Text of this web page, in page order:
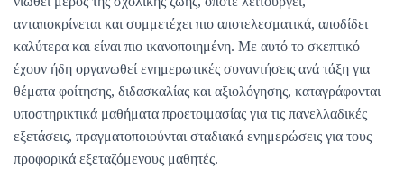
ανταποκρίνεται και συμμετέχει πιο αποτελεσματικά, αποδίδει
καλύτερα και είναι πιο ικανοποιημένη. Με αυτό το σκεπτικό
έχουν ήδη οργανωθεί ενημερωτικές συναντήσεις ανά τάξη για
θέματα φοίτησης, διδασκαλίας και αξιολόγησης, καταγράφονται
υποστηρικτικά μαθήματα προετοιμασίας για τις πανελλαδικές
εξετάσεις, πραγματοποιούνται σταδιακά ενημερώσεις για τους
προφορικά εξεταζόμενους μαθητές.